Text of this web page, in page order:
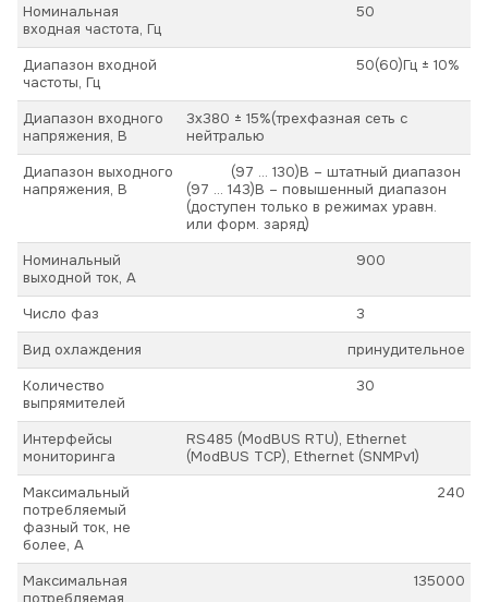
Номинальная
входная частота, Гц
50
Диапазон входной
частоты, Гц
50(60)Гц ± 10%
Диапазон входного
напряжения, В
3х380 ± 15%(трехфазная сеть с
нейтралью
Диапазон выходного
напряжения, В
(97 ... 130)В – штатный диапазон
(97 ... 143)В – повышенный диапазон
(доступен только в режимах уравн.
или форм. заряд)
Номинальный
выходной ток, А
900
Число фаз
3
Вид охлаждения
принудительное
Количество
выпрямителей
30
Интерфейсы
мониторинга
RS485 (ModBUS RTU), Ethernet
(ModBUS TCP), Ethernet (SNMPv1)
Максимальный
потребляемый
фазный ток, не
более, А
240
Максимальная
потребляемая
135000